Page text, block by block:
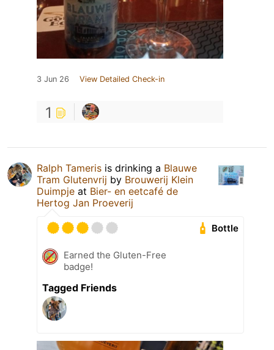
3 Jun 26 View Detailed Check-in
1
Ralph Tameris is drinking a Blauwe
Tram Glutenvrij by Brouwerij Klein
Duimpje at Bier- en eetcafé de
Hertog Jan Proeverij
Bottle
Earned the Gluten-Free
badge!
Tagged Friends